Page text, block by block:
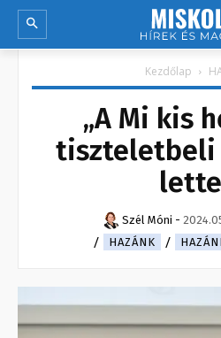
Kezdőlap
„A Mi kis
tiszteletbeli
Szél Móni -
HAZÁNK